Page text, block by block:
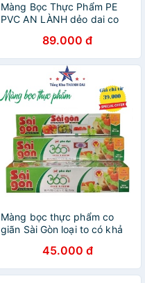
Màng Bọc Thực Phẩm PE
PVC AN LÀNH dẻo dai co
200cm dùng được trong lò
vi sóng dieushop
89.000 đ
Màng bọc thực phẩm co
giãn Sài Gòn loại to có khả
vi sóng MUL60
45.000 đ